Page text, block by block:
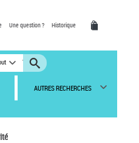
Une question ? Historique
AUTRES RECHERCHES